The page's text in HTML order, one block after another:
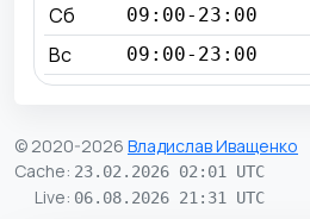
Сб 09:00-23:00
Вс 09:00-23:00
© 2020-2026 Владислав Иващенко
Cache: 23.02.2026 02:01 UTC
Live: 06.08.2026 21:31 UTC